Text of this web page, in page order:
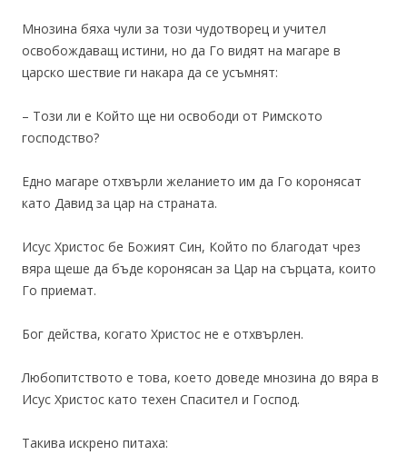
Мнозина бяха чули за този чудотворец и учител
освобождаващ истини, но да Го видят на магаре в
царско шествие ги накара да се усъмнят:
– Този ли е Който ще ни освободи от Римското
господство?
Едно магаре отхвърли желанието им да Го коронясат
като Давид за цар на страната.
Исус Христос бе Божият Син, Който по благодат чрез
вяра щеше да бъде коронясан за Цар на сърцата, които
Го приемат.
Бог действа, когато Христос не е отхвърлен.
Любопитството е това, което доведе мнозина до вяра в
Исус Христос като техен Спасител и Господ.
Такива искрено питаха: